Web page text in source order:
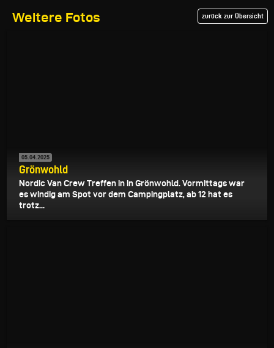
Weitere Fotos zurück zur Übersicht
05.04.2025
Grönwohld
Nordic Van Crew Treffen in in Grönwohld. Vormittags war
es windig am Spot vor dem Campingplatz, ab 12 hat es
trotz...